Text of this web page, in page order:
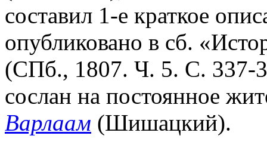
составил 1-е краткое
опубликовано в сб.
(СПб., 1807. Ч. 5. С. 337-
сослан на постоянное
Варлаам (Шишацкий).